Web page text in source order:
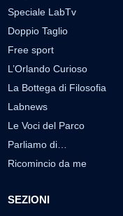
Speciale LabTv
Doppio Taglio
Free sport
L’Orlando Curioso
La Bottega di Filosofia
Labnews
Le Voci del Parco
Parliamo di…
Ricomincio da me
SEZIONI